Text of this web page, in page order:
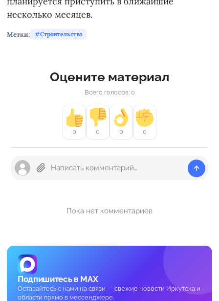
несколько месяцев.
Метки: Строительство
Оцените материал
Всего голосов: 0
0 0 0 0
Пока нет комментариев
Подпишитесь в MAX
Оставайтесь с нами на связи — свежие новости Иркутска и
области прямо в мессенджере.